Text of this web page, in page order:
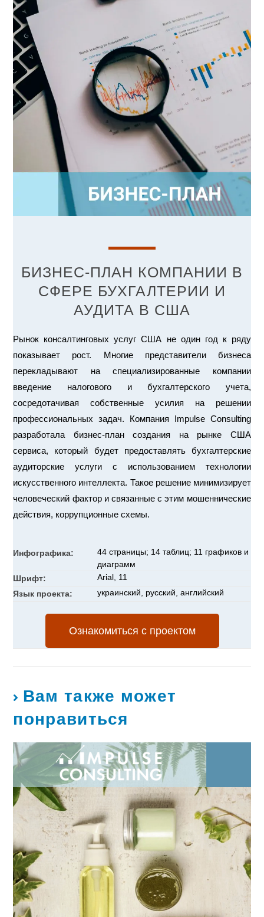
БИЗНЕС-ПЛАН КОМПАНИИ В
СФЕРЕ БУХГАЛТЕРИИ И
АУДИТА В США
Рынок консалтинговых услуг США не один год к ряду
показывает рост. Многие представители бизнеса
перекладывают на специализированные компании
введение налогового и бухгалтерского учета,
сосредотачивая собственные усилия на решении
профессиональных задач. Компания Impulse Consulting
разработала бизнес-план создания на рынке США
сервиса, который будет предоставлять бухгалтерские
аудиторские услуги с использованием технологии
искусственного интеллекта. Такое решение минимизирует
человеческий фактор и связанные с этим мошеннические
действия, коррупционные схемы.
Инфографика:
44 страницы; 14 таблиц; 11 графиков и
диаграмм
Шрифт:
Arial, 11
Язык проекта:
украинский, русский, английский
Ознакомиться с проектом
Вам также может
понравиться